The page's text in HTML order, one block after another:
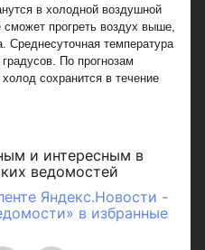
в холодной воздушной
прогреть воздух выше,
Среднесуточная температура
По прогнозам
сохранится в течение
и интересным в
ведомостей
Яндекс.Новости -
в избранные